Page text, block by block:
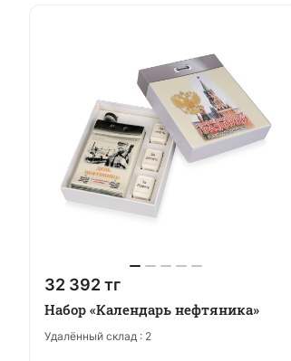
32 392 тг
Набор «Календарь нефтяника»
Удалённый склад : 2